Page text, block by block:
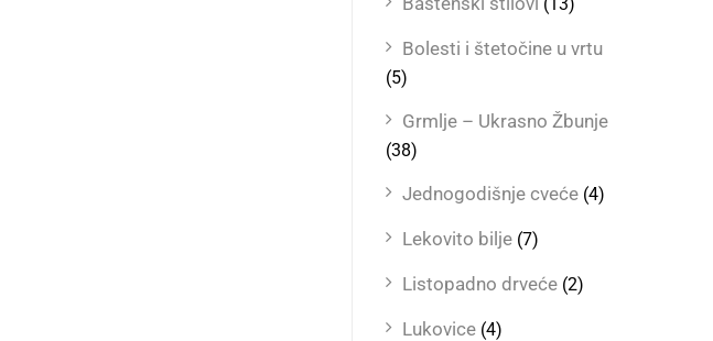
Bolesti i štetočine u vrtu
(5)
Grmlje – Ukrasno Žbunje
(38)
Jednogodišnje cveće (4)
Lekovito bilje (7)
Listopadno drveće (2)
Lukovice (4)